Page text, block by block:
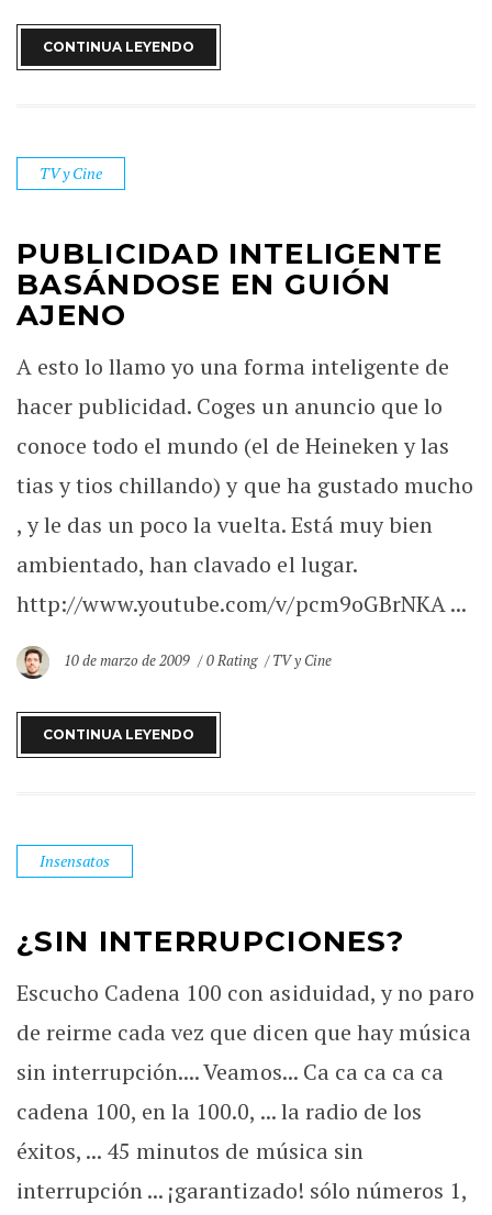
CONTINUA LEYENDO
TV y Cine
PUBLICIDAD INTELIGENTE
BASÁNDOSE EN GUIÓN
AJENO
A esto lo llamo yo una forma inteligente de
hacer publicidad. Coges un anuncio que lo
conoce todo el mundo (el de Heineken y las
tias y tios chillando) y que ha gustado mucho
, y le das un poco la vuelta. Está muy bien
ambientado, han clavado el lugar.
http://www.youtube.com/v/pcm9oGBrNKA ...
10 de marzo de 2009 0 Rating TV y Cine
CONTINUA LEYENDO
Insensatos
¿SIN INTERRUPCIONES?
Escucho Cadena 100 con asiduidad, y no paro
de reirme cada vez que dicen que hay música
sin interrupción.... Veamos... Ca ca ca ca ca
cadena 100, en la 100.0, ... la radio de los
éxitos, ... 45 minutos de música sin
interrupción ... ¡garantizado! sólo números 1,